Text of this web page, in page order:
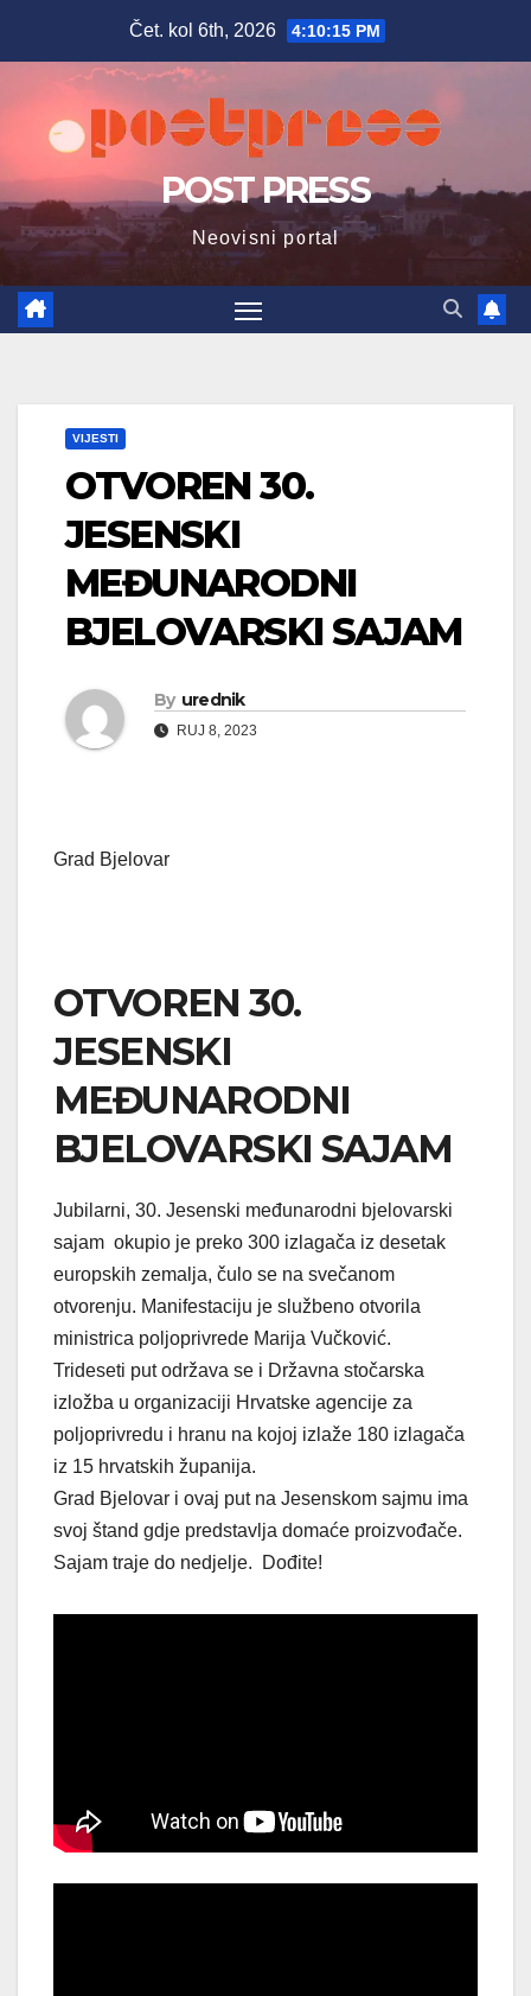
Čet. kol 6th, 2026 4:10:16 PM
POST PRESS
Neovisni portal
VIJESTI
OTVOREN 30.
JESENSKI
MEĐUNARODNI
BJELOVARSKI SAJAM
By urednik
RUJ 8, 2023
Grad Bjelovar
OTVOREN 30.
JESENSKI
MEĐUNARODNI
BJELOVARSKI SAJAM
Jubilarni, 30. Jesenski međunarodni bjelovarski
sajam okupio je preko 300 izlagača iz desetak
europskih zemalja, čulo se na svečanom
otvorenju. Manifestaciju je službeno otvorila
ministrica poljoprivrede Marija Vučković.
Trideseti put održava se i Državna stočarska
izložba u organizaciji Hrvatske agencije za
poljoprivredu i hranu na kojoj izlaže 180 izlagača
iz 15 hrvatskih županija.
Grad Bjelovar i ovaj put na Jesenskom sajmu ima
svoj štand gdje predstavlja domaće proizvođače.
Sajam traje do nedjelje. Dođite!